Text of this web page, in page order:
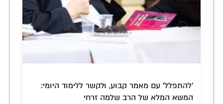
'להתפלל' עם מאמר קבוע, ולקשר ללימוד היומי:
המשא המלא של הרב שלמה זרחי